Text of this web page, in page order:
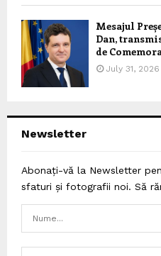
Mesajul
Dan,
de
July 31, 2026
Newsletter
Abonați-vă la Newsletter
sfaturi și fotografii noi. Să